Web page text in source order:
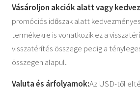
Vásároljon akciók alatt vagy
promóciós időszak alatt
termékekre is vonatkozik ez a
visszatérítés összege pedig a
összegen alapul.
Valuta és árfolyamok:Az USD-től